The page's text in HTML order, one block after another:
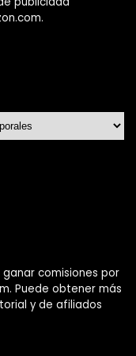
comisiones por
Puede obtener más
y de afiliados